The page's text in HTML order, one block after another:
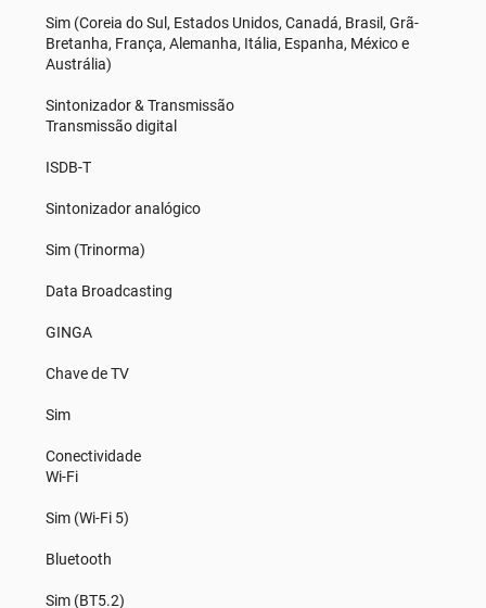
Sim (Coreia do Sul, Estados Unidos, Canadá, Brasil, Grã-
Bretanha, França, Alemanha, Itália, Espanha, México e
Austrália)
Sintonizador & Transmissão
Transmissão digital
ISDB-T
Sintonizador analógico
Sim (Trinorma)
Data Broadcasting
GINGA
Chave de TV
Sim
Conectividade
Wi-Fi
Sim (Wi-Fi 5)
Bluetooth
Sim (BT5.2)